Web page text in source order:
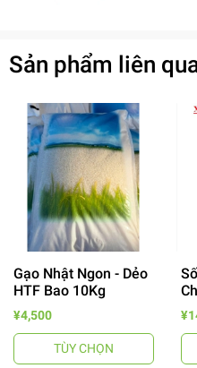
- 64%
Sản phẩm liên
Gạo Nhật Ngon - Dẻo
HTF Bao 10Kg
¥4,500
TÙY CHỌN